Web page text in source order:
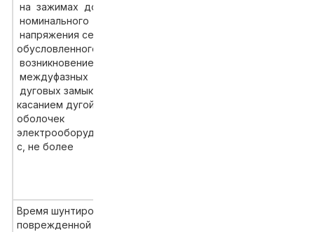
на зажимах до 0,6
номинального
напряжения сети,
обусловленного
возникновением
междуфазных
дуговых замыка-ний с
касанием дугой стенок
оболочек
электрооборудования,
с, не более
Время шунтирования
поврежденной фазы на